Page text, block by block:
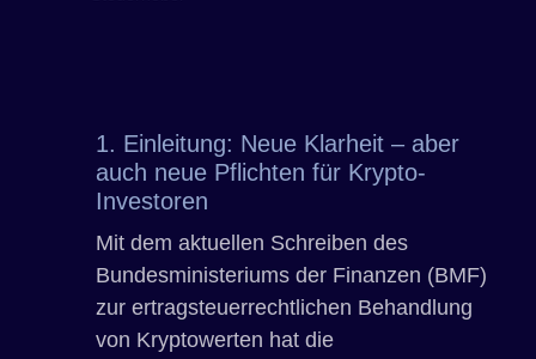
1. Einleitung: Neue Klarheit – aber
auch neue Pflichten für Krypto-
Investoren
Mit dem aktuellen Schreiben des
Bundesministeriums der Finanzen (BMF)
zur ertragsteuerrechtlichen Behandlung
von Kryptowerten hat die